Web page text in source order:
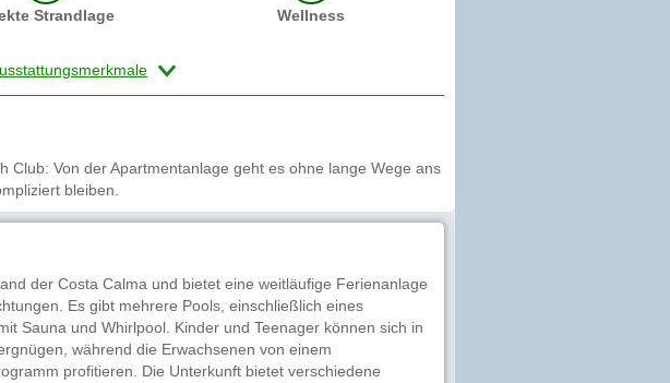
Strandlage Wellness
Club: Von der Apartmentanlage geht es ohne lange Wege ans
bleiben.
der Costa Calma und bietet eine weitläufige Ferienanlage
Es gibt mehrere Pools, einschließlich eines
Sauna und Whirlpool. Kinder und Teenager können sich in
während die Erwachsenen von einem
profitieren. Die Unterkunft bietet verschiedene